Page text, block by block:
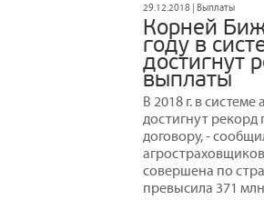
29.12.2018 | Выплаты
Корней
году в
достигнут
выплаты
В 2018 г. в
достигнут
договору, -
совершена по
превысила 371